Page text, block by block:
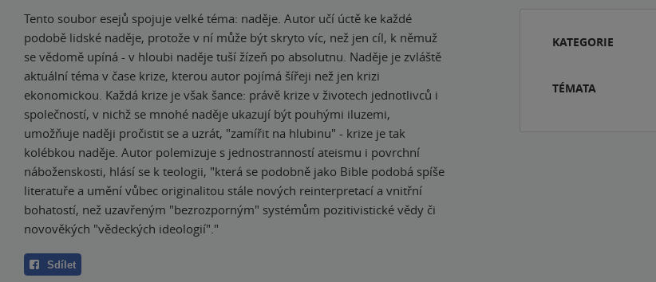
Tento soubor esejů spojuje velké téma: naděje. Autor učí úctě ke každé
podobě lidské naděje, protože v ní může být skryto víc, než jen cíl, k němuž
se vědomě upíná - v hloubi naděje tuší žízeň po absolutnu. Naděje je zvláště
aktuální téma v čase krize, kterou autor pojímá šířeji než jen krizi
ekonomickou. Každá krize je však šance: právě krize v životech jednotlivců i
společností, v nichž se mnohé naděje ukazují být pouhými iluzemi,
umožňuje naději pročistit se a uzrát, "zamířit na hlubinu" - krize je tak
kolébkou naděje. Autor polemizuje s jednostranností ateismu i povrchní
náboženskosti, hlásí se k teologii, "která se podobně jako Bible podobá spíše
literatuře a umění vůbec originalitou stále nových reinterpretací a vnitřní
bohatostí, než uzavřeným "bezrozporným" systémům pozitivistické vědy či
novověkých "vědeckých ideologií"."
Sdílet
KATEGORIE
TÉMATA